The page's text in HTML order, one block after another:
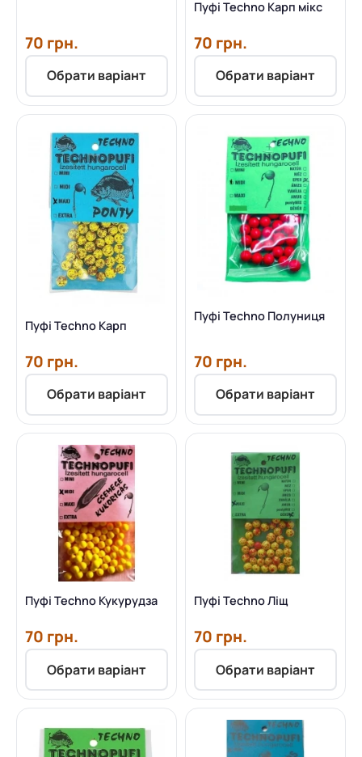
70 грн.
Обрати варіант
Пуфі Techno Карп мікс
70 грн.
Обрати варіант
Пуфі Techno Карп
70 грн.
Обрати варіант
Пуфі Techno Полуниця
70 грн.
Обрати варіант
Пуфі Techno Кукурудза
70 грн.
Обрати варіант
Пуфі Techno Ліщ
70 грн.
Обрати варіант